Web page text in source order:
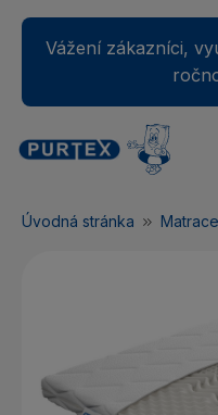
Vážení zákazníci,
Váš nákupný
Úvodná stránka